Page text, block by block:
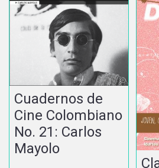
Cuadernos de
Cine Colombiano
No. 21: Carlos
Mayolo